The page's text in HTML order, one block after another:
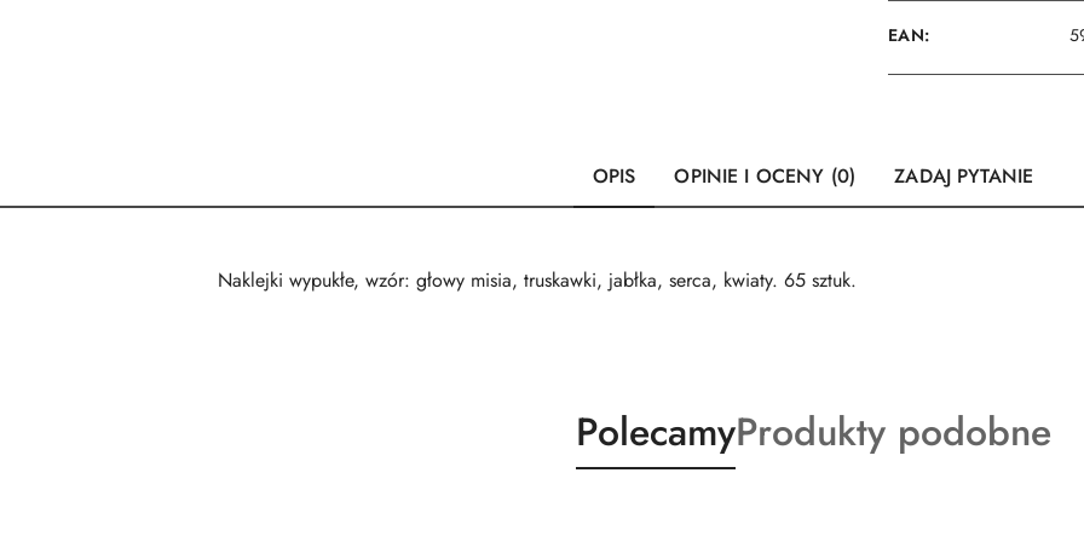
EAN:
OPIS OPINIE I OCENY (0) ZADAJ PYTANIE
Naklejki wypukłe, wzór: głowy misia, truskawki, jabłka, serca, kwiaty. 65 sztuk.
Produkty
o
PolecamyProdukty
o
Produkty podobne